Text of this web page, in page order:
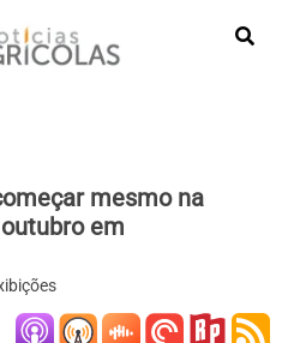
mesmo na
em